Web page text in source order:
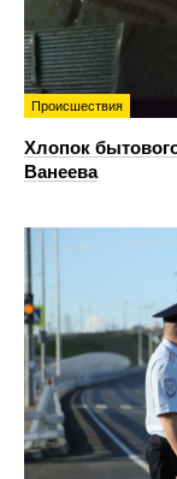
Происшествия
Хлопок
Ванеева